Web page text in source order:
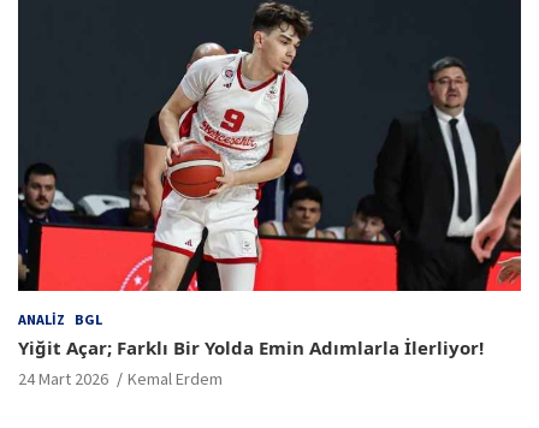
ANALIZ BGL
Yiğit Açar; Farklı Bir Yolda Emin Adımlarla İlerliyor!
24 Mart 2026 Kemal Erdem